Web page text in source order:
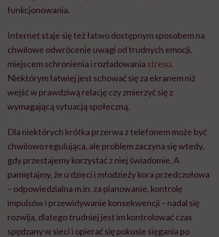
funkcjonowania.
Internet staje się też łatwo dostępnym sposobem na
chwilowe odwrócenie uwagi od trudnych emocji,
miejscem schronienia i rozładowania stresu.
Niektórym łatwiej jest schować się za ekranem niż
wejść w prawdziwą relację czy zmierzyć się z
wymagającą sytuacją społeczną.
Dla niektórych krótka przerwa z telefonem może być
chwilowo regulująca, ale problem zaczyna się wtedy,
gdy przestajemy korzystać z niej świadomie. A
pamiętajmy, że u dzieci i młodzieży kora przedczołowa
– odpowiedzialna m.in. za planowanie, kontrolę
impulsów i przewidywanie konsekwencji – nadal się
rozwija, dlatego trudniej jest im kontrolować czas
spędzany w sieci i opierać się pokusie sięgania po